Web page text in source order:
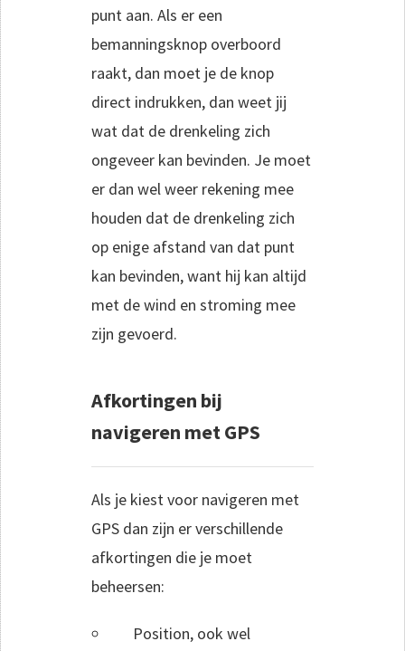
punt aan. Als er een
bemanningsknop overboord
raakt, dan moet je de knop
direct indrukken, dan weet jij
wat dat de drenkeling zich
ongeveer kan bevinden. Je moet
er dan wel weer rekening mee
houden dat de drenkeling zich
op enige afstand van dat punt
kan bevinden, want hij kan altijd
met de wind en stroming mee
zijn gevoerd.
Afkortingen bij
navigeren met GPS
Als je kiest voor navigeren met
GPS dan zijn er verschillende
afkortingen die je moet
beheersen:
Position, ook wel